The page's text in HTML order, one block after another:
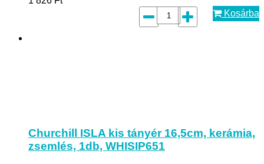
Kosárba
Churchill ISLA kis tányér 16,5cm, kerámia,
zsemlés, 1db, WHISIP651